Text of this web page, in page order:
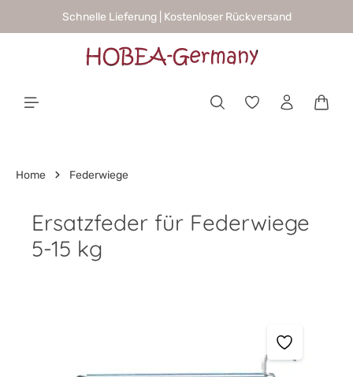
springenSchnelle Lieferung | Kostenloser Rückversand
Home Federwiege
Ersatzfeder für Federwiege
5-15 kg